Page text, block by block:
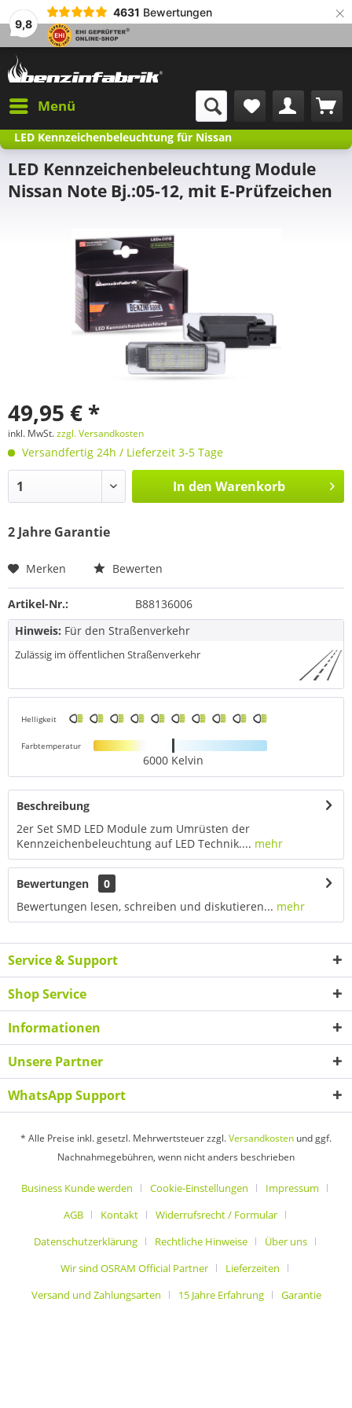
9,8
4631 Bewertungen ×
Menü
LED Kennzeichenbeleuchtung für Nissan
LED Kennzeichenbeleuchtung Module
Nissan Note Bj.:05-12, mit E-Prüfzeichen
49,95 € *
inkl. MwSt.zzgl. Versandkosten
Versandfertig 24h / Lieferzeit 3-5 Tage
In den Warenkorb
2 Jahre Garantie
Merken Bewerten
Artikel-Nr.:
B88136006
Hinweis: Für den Straßenverkehr
Zulässig im öffentlichen Straßenverkehr
Helligkeit
Farbtemperatur
6000 Kelvin
Beschreibung
2er Set SMD LED Module zum Umrüsten der
Kennzeichenbeleuchtung auf LED Technik.... mehr
Bewertungen
0
Bewertungen lesen, schreiben und diskutieren... mehr
Service & Support
Shop Service
Informationen
Unsere Partner
WhatsApp Support
* Alle Preise inkl. gesetzl. Mehrwertsteuer zzgl.Versandkosten und ggf.
Nachnahmegebühren, wenn nicht anders beschrieben
Business Kunde werden Cookie-Einstellungen
Impressum
AGB
Kontakt
Widerrufsrecht / Formular
Datenschutzerklärung
Rechtliche Hinweise
Über uns
Wir sind OSRAM Official Partner
Lieferzeiten
Versand und Zahlungsarten
15 Jahre Erfahrung Garantie